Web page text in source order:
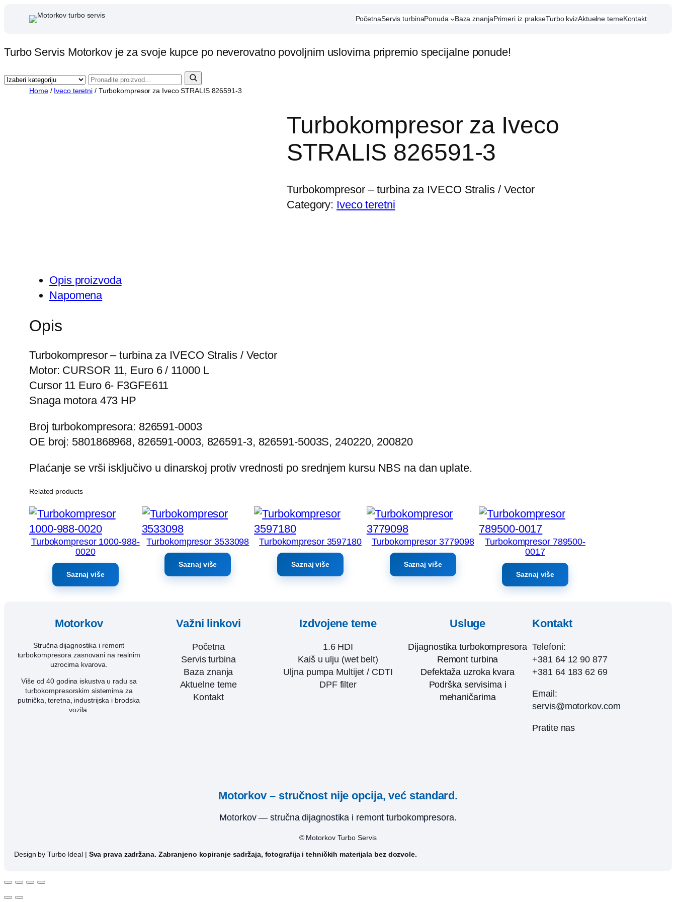
PočetnaServis turbinaPonuda Baza znanjaPrimeri iz prakseTurbo kvizAktuelne temeKontakt
Turbo Servis Motorkov je za svoje kupce po neverovatno povoljnim uslovima pripremio specijalne ponude!
Home/ Iveco teretni / Turbokompresor za Iveco STRALIS 826591-3
Turbokompresor za Iveco
STRALIS 826591-3
Turbokompresor – turbina za IVECO Stralis / Vector
Category: Iveco teretni
Opis proizvoda
Napomena
Opis
Turbokompresor – turbina za IVECO Stralis / Vector
Motor: CURSOR 11, Euro 6 / 11000 L
Cursor 11 Euro 6- F3GFE611
Snaga motora 473 HP
Broj turbokompresora: 826591-0003
OE broj: 5801868968, 826591-0003, 826591-3, 826591-5003S, 240220, 200820
Plaćanje se vrši isključivo u dinarskoj protiv vrednosti po srednjem kursu NBS na dan uplate.
Related products
Turbokompresor 1000-988-
0020
Saznaj više
Turbokompresor 3533098
Saznaj više
Turbokompresor 3597180
Saznaj više
Turbokompresor 3779098
Saznaj više
Turbokompresor 789500-
0017
Saznaj više
Motorkov
Stručna dijagnostika i remont
turbokompresora zasnovani na realnim
uzrocima kvarova.
Više od 40 godina iskustva u radu sa
turbokompresorskim sistemima za
putnička, teretna, industrijska i brodska
vozila.
Važni linkovi
Početna
Servis turbina
Baza znanja
Aktuelne teme
Kontakt
Izdvojene teme
1.6 HDI
Kaiš u ulju (wet belt)
Uljna pumpa Multijet / CDTI
DPF filter
Usluge
Dijagnostika turbokompresora
Remont turbina
Defektaža uzroka kvara
Podrška servisima i
mehaničarima
Kontakt
Telefoni:
+381 64 12 90 877
+381 64 183 62 69
Email:
servis@motorkov.com
Pratite nas
Motorkov – stručnost nije opcija, već standard.
Motorkov — stručna dijagnostika i remont turbokompresora.
© Motorkov Turbo Servis
Design by Turbo Ideal | Sva prava zadržana. Zabranjeno kopiranje sadržaja, fotografija i tehničkih materijala bez dozvole.